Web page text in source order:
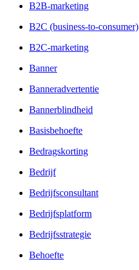
B2B-marketing
B2C (business-to-consumer)
B2C-marketing
Banner
Banneradvertentie
Bannerblindheid
Basisbehoefte
Bedragskorting
Bedrijf
Bedrijfsconsultant
Bedrijfsplatform
Bedrijfsstrategie
Behoefte